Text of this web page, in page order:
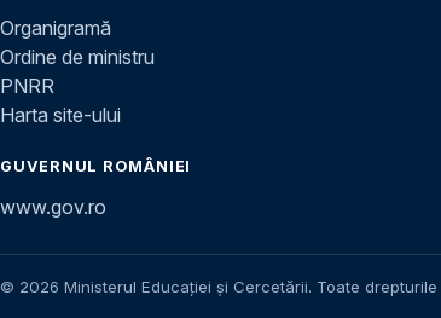
Organigramă
Ordine de ministru
PNRR
Harta site-ului
GUVERNUL ROMÂNIEI
www.gov.ro
© 2026 Ministerul Educației și Cercetării. Toate